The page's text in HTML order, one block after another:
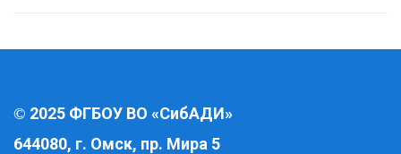
© 2025 ФГБОУ ВО «СибАДИ»
644080, г. Омск, пр. Мира 5